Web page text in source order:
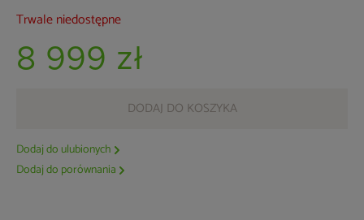
Trwale niedostępne
8 999 zł
DODAJ DO KOSZYKA
Dodaj do ulubionych
Dodaj do porównania